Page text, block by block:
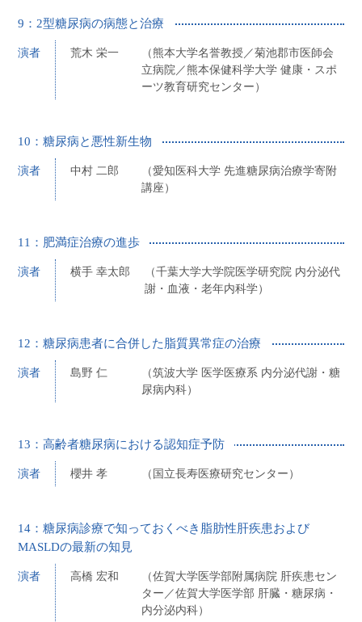
9：2型糖尿病の病態と治療
演者 荒木 栄一
（熊本大学名誉教授／菊池郡市医師会
立病院／熊本保健科学大学 健康・スポ
ーツ教育研究センター）
10：糖尿病と悪性新生物
演者 中村 二郎
（愛知医科大学 先進糖尿病治療学寄附
講座）
11：肥満症治療の進歩
演者 横手 幸太郎
（千葉大学大学院医学研究院 内分泌代
謝・血液・老年内科学）
12：糖尿病患者に合併した脂質異常症の治療
演者 島野 仁
（筑波大学 医学医療系 内分泌代謝・糖
尿病内科）
13：高齢者糖尿病における認知症予防
演者 櫻井 孝 （国立長寿医療研究センター）
14：糖尿病診療で知っておくべき脂肪性肝疾患および
MASLDの最新の知見
演者 高橋 宏和
（佐賀大学医学部附属病院 肝疾患セン
ター／佐賀大学医学部 肝臓・糖尿病・
内分泌内科）